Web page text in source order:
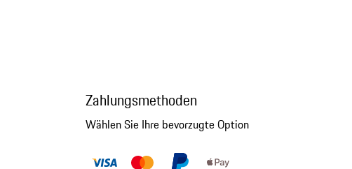
Zahlungsmethoden
Wählen Sie Ihre bevorzugte Option